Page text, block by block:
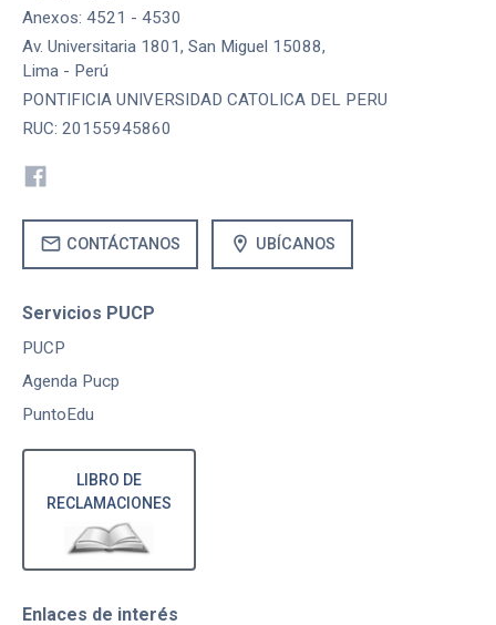
Anexos: 4521 - 4530
Av. Universitaria 1801, San Miguel 15088,
Lima - Perú
PONTIFICIA UNIVERSIDAD CATOLICA DEL PERU
RUC: 20155945860
mail CONTÁCTANOS location_on UBÍCANOS
Servicios PUCP
PUCP
Agenda Pucp
PuntoEdu
LIBRO DE
RECLAMACIONES
Enlaces de interés